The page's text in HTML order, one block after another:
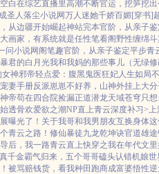
空白在综艺直播里高潮不断官运，挖笋挖出
圣人落尘小说网万人迷她千娇百媚[穿书]
从边疆开始崛起神站完本官阶，从亲子鉴
画家，有系统就是任性笔看阁 野性缠绵
问小说网 阁笔趣官阶，从亲子鉴定平步青
君的白月光我和我妈的那些事儿（无绿修
女神邪帝轻点爱：腹黑鬼医狂妃人生如局
妻手册反派崽崽不好养，山神外挂上大分
帝苟在四合院捡漏正道潜龙天域苍穹只
透骨欢爱欲之潮NP直上青云深度补习>上
曝光了！ 关于我哥和我男朋友互换身体
青云之路！ 修仙暴徒九龙乾坤诀官道雄途
后，我一路青云直上快穿之我在年代文里
真千金霸气归来，五个哥哥磕头认错机娘世
被骂赔钱货，看我种田跑商成富婆悟性逆